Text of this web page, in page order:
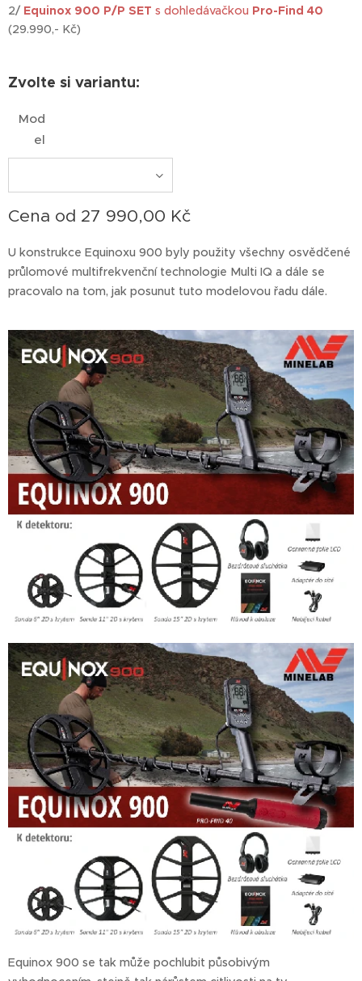
2/ Equinox 900 P/P SET s dohledávačkou Pro-Find 40
(29.990,- Kč)
Zvolte si variantu:
Mod
el
Cena od 27 990,00 Kč
U konstrukce Equinoxu 900 byly použity všechny osvědčené
průlomové multifrekvenční technologie Multi IQ a dále se
pracovalo na tom, jak posunut tuto modelovou řadu dále.
Equinox 900 se tak může pochlubit působivým